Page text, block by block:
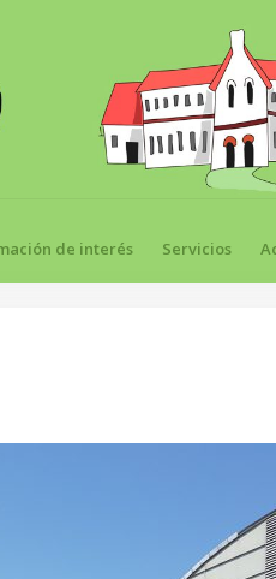
de interés Servicios